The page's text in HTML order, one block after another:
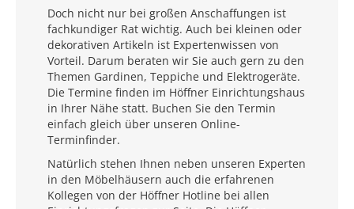
Doch nicht nur bei großen Anschaffungen ist
fachkundiger Rat wichtig. Auch bei kleinen oder
dekorativen Artikeln ist Expertenwissen von
Vorteil. Darum beraten wir Sie auch gern zu den
Themen Gardinen, Teppiche und Elektrogeräte.
Die Termine finden im Höffner Einrichtungshaus
in Ihrer Nähe statt. Buchen Sie den Termin
einfach gleich über unseren Online-
Terminfinder.
Natürlich stehen Ihnen neben unseren Experten
in den Möbelhäusern auch die erfahrenen
Kollegen von der Höffner Hotline bei allen